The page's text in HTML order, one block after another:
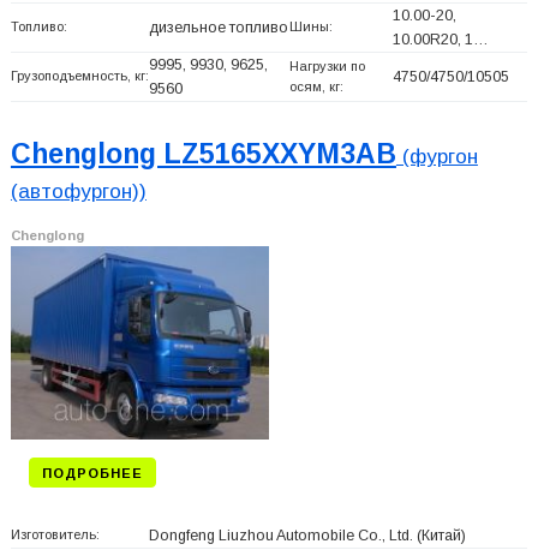
Топливо: дизельное топливо Шины:
10.00-20,
10.00R20, 1…
Грузоподъемность, кг:
9995, 9930, 9625,
9560
Нагрузки по
осям, кг:
4750/4750/10505
Chenglong LZ5165XXYM3AB (фургон
(автофургон))
Chenglong
ПОДРОБНЕЕ
Изготовитель: Dongfeng Liuzhou Automobile Co., Ltd. (Китай)